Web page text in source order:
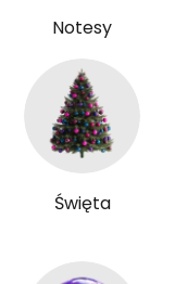
Notesy
Święta